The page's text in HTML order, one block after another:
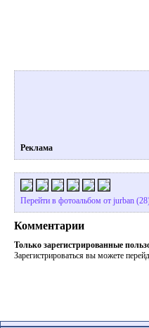
Реклама
Перейти в фотоальбом от jurban
Комментарии
Только зарегистрированные
Зарегистрироваться вы можете